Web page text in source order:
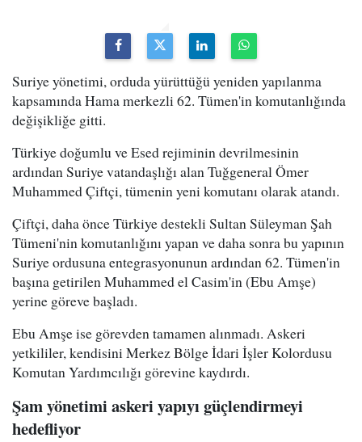
Suriye yönetimi, orduda yürüttüğü yeniden yapılanma
kapsamında Hama merkezli 62. Tümen'in komutanlığında
değişikliğe gitti.
Türkiye doğumlu ve Esed rejiminin devrilmesinin
ardından Suriye vatandaşlığı alan Tuğgeneral Ömer
Muhammed Çiftçi, tümenin yeni komutanı olarak atandı.
Çiftçi, daha önce Türkiye destekli Sultan Süleyman Şah
Tümeni'nin komutanlığını yapan ve daha sonra bu yapının
Suriye ordusuna entegrasyonunun ardından 62. Tümen'in
başına getirilen Muhammed el Casim'in (Ebu Amşe)
yerine göreve başladı.
Ebu Amşe ise görevden tamamen alınmadı. Askeri
yetkililer, kendisini Merkez Bölge İdari İşler Kolordusu
Komutan Yardımcılığı görevine kaydırdı.
Şam yönetimi askeri yapıyı güçlendirmeyi
hedefliyor